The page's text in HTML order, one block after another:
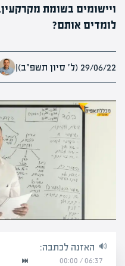
ויישומים בשומת
לומדים אותם?
29/06/22 (ל׳ סיון תשפ״ב) |
האזנה לכתבה:
06:37
/
00:00